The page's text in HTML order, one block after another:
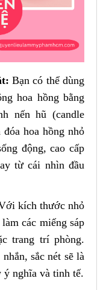
Bạn có thể dùng
hoa hồng bằng
nến hũ (candle
hoa hồng nhỏ
động, cao cấp
từ cái nhìn đầu
kích thước nhỏ
các miếng sáp
trang trí phòng.
sắc nét sẽ là
ý nghĩa và tinh tế.